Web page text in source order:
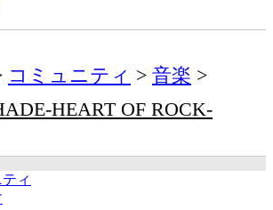
コミュニティ
音楽
HEART OF ROCK-
ィ